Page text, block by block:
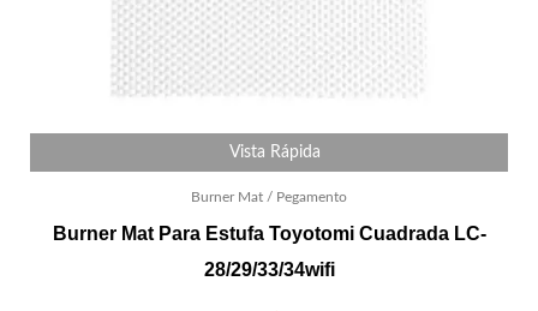
Vista Rápida
Burner Mat / Pegamento
Burner Mat Para Estufa Toyotomi Cuadrada LC-
28/29/33/34wifi